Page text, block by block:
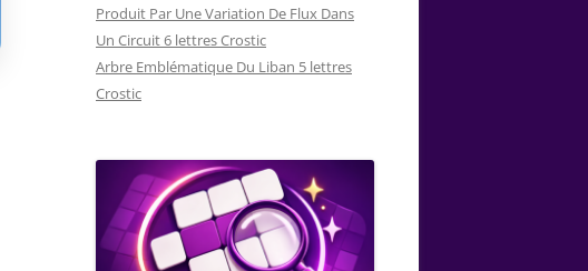
Produit Par Une Variation De Flux Dans
Un Circuit 6 lettres Crostic
Arbre Emblématique Du Liban 5 lettres
Crostic